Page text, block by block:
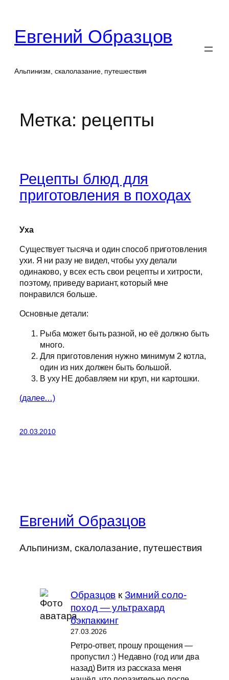
содержимому
Евгений Образцов
Альпинизм, скалолазание, путешествия
Метка: рецепты
Рецепты блюд для
приготовления в походах
Уха
Существует тысяча и один способ приготовления
ухи. Я ни разу не видел, чтобы уху делали
одинаково, у всех есть свои рецепты и хитрости,
поэтому, приведу вариант, который мне
понравился больше.
Основные детали:
Рыба может быть разной, но её должно быть
много.
Для приготовления нужно минимум 2 котла,
один из них должен быть большой.
В уху НЕ добавляем ни круп, ни картошки.
(далее…)
20.03.2010
Евгений Образцов
Альпинизм, скалолазание, путешествия
Образцов кЗимний соло-
поход — ультрахард
бэкпаккинг
27.03.2026
Ретро-ответ, прошу прощения —
пропустил :) Недавно (год или два
назад) Витя из рассказа меня